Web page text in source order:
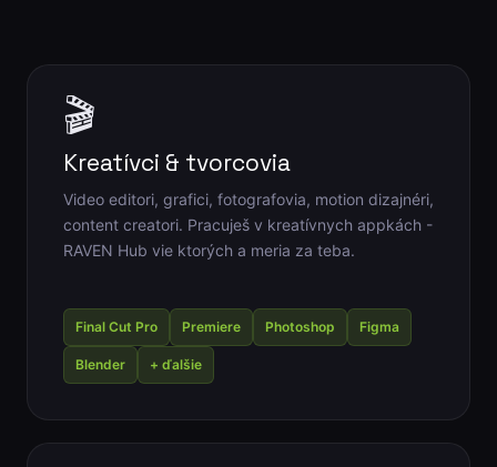
🎬
Kreatívci & tvorcovia
Video editori, grafici, fotografovia, motion dizajnéri,
content creatori. Pracuješ v kreatívnych appkách -
RAVEN Hub vie ktorých a meria za teba.
Final Cut Pro Premiere Photoshop Figma
Blender + ďalšie